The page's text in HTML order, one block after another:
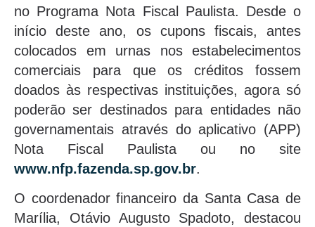
no Programa Nota Fiscal Paulista. Desde o
início deste ano, os cupons fiscais, antes
colocados em urnas nos estabelecimentos
comerciais para que os créditos fossem
doados às respectivas instituições, agora só
poderão ser destinados para entidades não
governamentais através do aplicativo (APP)
Nota Fiscal Paulista ou no site
www.nfp.fazenda.sp.gov.br.
O coordenador financeiro da Santa Casa de
Marília, Otávio Augusto Spadoto, destacou